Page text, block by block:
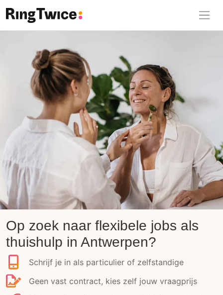
Ring Twice
Op zoek naar flexibele jobs als
thuishulp in Antwerpen?
Schrijf je in als particulier of zelfstandige
Geen vast contract, kies zelf jouw vraagprijs